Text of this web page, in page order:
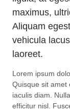
maximus,
Aliquam
vehicula
laoreet.
Lorem ipsum
Quisque sit amet
iaculis diam.
efficitur nisl.